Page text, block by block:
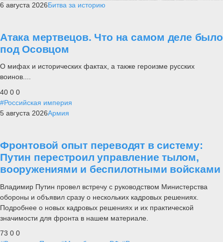
6 августа 2026Битва за историю
Атака мертвецов. Что на самом деле было
под Осовцом
О мифах и исторических фактах, а также героизме русских
воинов....
40 0 0
#Российская империя
5 августа 2026Армия
Фронтовой опыт переводят в систему:
Путин перестроил управление тылом,
вооружениями и беспилотными войсками
Владимир Путин провел встречу с руководством Министерства
обороны и объявил сразу о нескольких кадровых решениях.
Подробнее о новых кадровых решениях и их практической
значимости для фронта в нашем материале.
73 0 0